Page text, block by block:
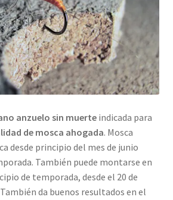
anzuelo sin muerteindicada para
de mosca ahogada. Mosca
desde principio del mes de junio
También puede montarse en
de temporada, desde el 20 de
da buenos resultados en el